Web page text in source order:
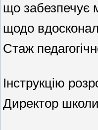
що забезпечує
щодо
Стаж
Інструкцію
Директор